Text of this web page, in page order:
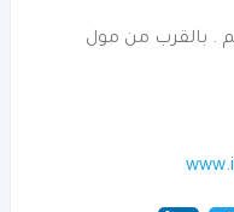
. بالقرب من مول